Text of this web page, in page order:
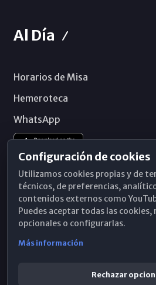
Al Día
Horarios de Misa
Hemeroteca
WhatsApp
Configuración de cookies
Utilizamos cookies propias y de
técnicos, de preferencias,
contenidos externos como
Puedes aceptar todas las cookies,
opcionales o configurarlas.
Más información
Rechazar